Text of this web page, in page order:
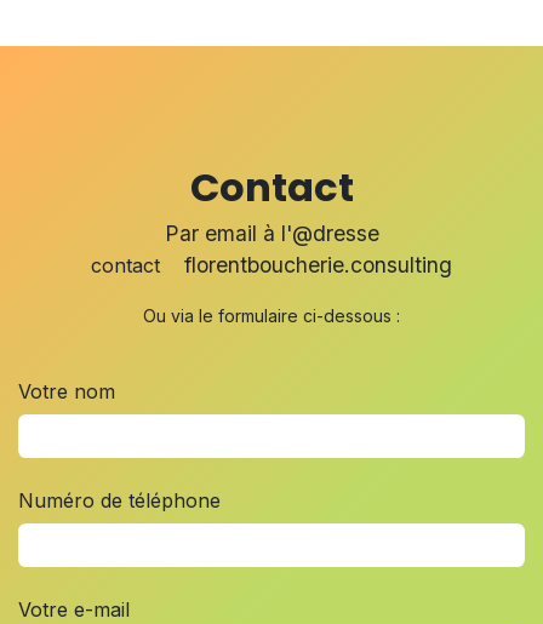
Contact
Par email à l'@dresse
contact florentboucherie.consulting
Ou via le formulaire ci-dessous :
Votre nom
Numéro de téléphone
Votre e-mail